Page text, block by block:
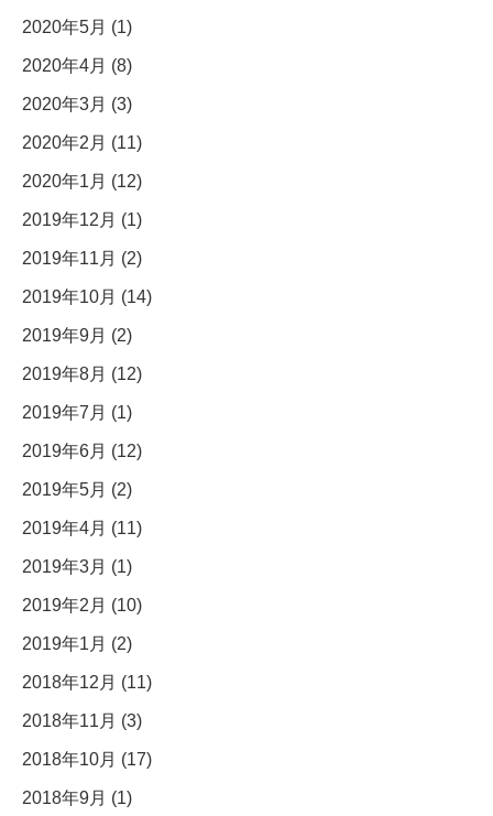
2020年5月 (1)
2020年4月 (8)
2020年3月 (3)
2020年2月 (11)
2020年1月 (12)
2019年12月 (1)
2019年11月 (2)
2019年10月 (14)
2019年9月 (2)
2019年8月 (12)
2019年7月 (1)
2019年6月 (12)
2019年5月 (2)
2019年4月 (11)
2019年3月 (1)
2019年2月 (10)
2019年1月 (2)
2018年12月 (11)
2018年11月 (3)
2018年10月 (17)
2018年9月 (1)